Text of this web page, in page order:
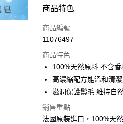
付款方式
信用卡一次付款
LINE Pay
Apple Pay
全盈+PAY
商品特色
商品編號
11076497
商品特色
100%天然原料 不含香
高濃縮配方能溫和清
滋潤保護鬃毛 維持自
銷售重點
法國原裝進口，100%天